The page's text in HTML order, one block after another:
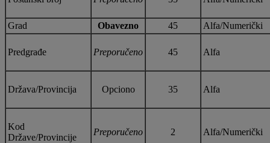
Grad Obavezno 45 Alfa/Numerički
Predgrađe Preporučeno 45 Alfa
Država/Provincija Opciono 35 Alfa
Kod
Države/Provincije
Preporučeno 2 Alfa/Numerički